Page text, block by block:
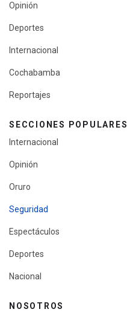
Opinión
Deportes
Internacional
Cochabamba
Reportajes
SECCIONES POPULARES
Internacional
Opinión
Oruro
Seguridad
Espectáculos
Deportes
Nacional
NOSOTROS